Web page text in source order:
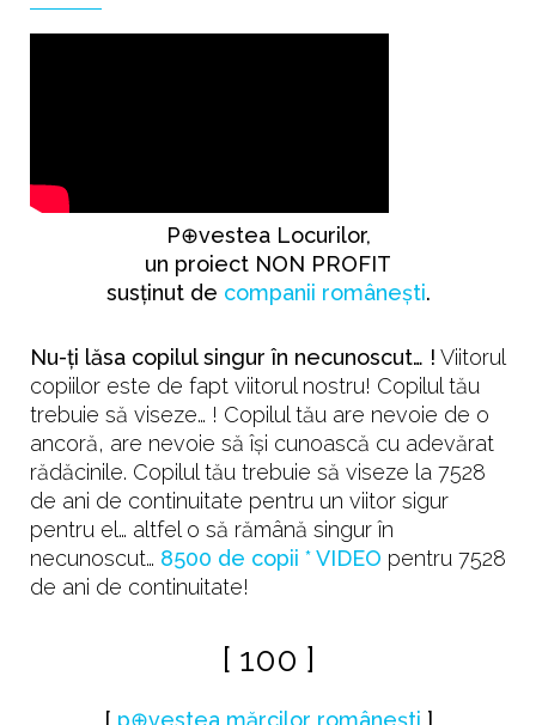
P⊕vestea Locurilor,
un proiect NON PROFIT
susținut de companii românești.
Nu-ţi lăsa copilul singur în necunoscut… ! Viitorul
copiilor este de fapt viitorul nostru! Copilul tău
trebuie să viseze… ! Copilul tău are nevoie de o
ancoră, are nevoie să îşi cunoască cu adevărat
rădăcinile. Copilul tău trebuie să viseze la 7528
de ani de continuitate pentru un viitor sigur
pentru el… altfel o să rămână singur în
necunoscut… 8500 de copii * VIDEO pentru 7528
de ani de continuitate!
[ 100 ]
[ p⊕vestea mărcilor românești ]